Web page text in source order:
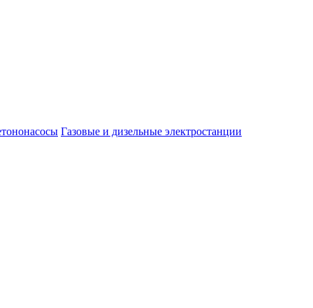
Газовые и дизельные электростанции